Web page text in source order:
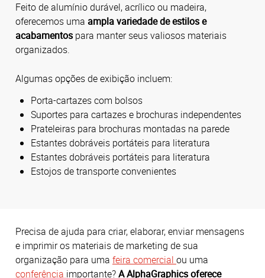
Feito de alumínio durável, acrílico ou madeira,
oferecemos uma ampla variedade de estilos e
acabamentos para manter seus valiosos materiais
organizados.
Algumas opções de exibição incluem:
Porta-cartazes com bolsos
Suportes para cartazes e brochuras independentes
Prateleiras para brochuras montadas na parede
Estantes dobráveis portáteis para literatura
Estantes dobráveis portáteis para literatura
Estojos de transporte convenientes
Precisa de ajuda para criar, elaborar, enviar mensagens
e imprimir os materiais de marketing de sua
organização para uma feira comercial ou uma
conferência importante?AAlphaGraphicsoferece